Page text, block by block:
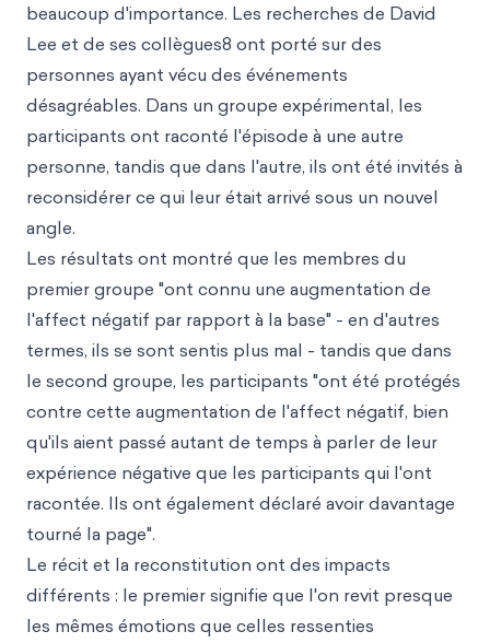
beaucoup d'importance. Les recherches de David
Lee et de ses collègues8 ont porté sur des
personnes ayant vécu des événements
désagréables. Dans un groupe expérimental, les
participants ont raconté l'épisode à une autre
personne, tandis que dans l'autre, ils ont été invités à
reconsidérer ce qui leur était arrivé sous un nouvel
angle.
Les résultats ont montré que les membres du
premier groupe "ont connu une augmentation de
l'affect négatif par rapport à la base" - en d'autres
termes, ils se sont sentis plus mal - tandis que dans
le second groupe, les participants "ont été protégés
contre cette augmentation de l'affect négatif, bien
qu'ils aient passé autant de temps à parler de leur
expérience négative que les participants qui l'ont
racontée. Ils ont également déclaré avoir davantage
tourné la page".
Le récit et la reconstitution ont des impacts
différents : le premier signifie que l'on revit presque
les mêmes émotions que celles ressenties